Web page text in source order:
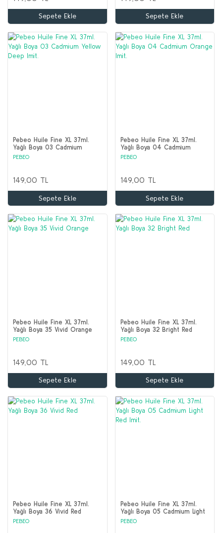
Sepete Ekle Sepete Ekle
Pebeo Huile Fine XL 37ml.
Yağlı Boya 03 Cadmium
Yellow Deep Imit.
PEBEO
149,00 TL
Sepete Ekle
Pebeo Huile Fine XL 37ml.
Yağlı Boya 04 Cadmium
Orange Imit.
PEBEO
149,00 TL
Sepete Ekle
Pebeo Huile Fine XL 37ml.
Yağlı Boya 35 Vivid Orange
PEBEO
149,00 TL
Sepete Ekle
Pebeo Huile Fine XL 37ml.
Yağlı Boya 32 Bright Red
PEBEO
149,00 TL
Sepete Ekle
Pebeo Huile Fine XL 37ml.
Yağlı Boya 36 Vivid Red
PEBEO
Pebeo Huile Fine XL 37ml.
Yağlı Boya 05 Cadmium Light
Red Imit.
PEBEO